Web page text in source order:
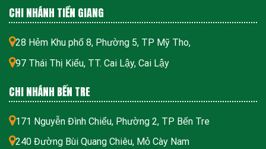
CHI NHÁNH TIỀN GIANG
28 Hẻm Khu phố 8, Phường 5, TP Mỹ Tho,
97 Thái Thị Kiểu, TT. Cai Lậy, Cai Lậy
CHI NHÁNH BẾN TRE
171 Nguyễn Đình Chiểu, Phường 2, TP Bến Tre
240 Đường Bùi Quang Chiêu, Mỏ Cày Nam